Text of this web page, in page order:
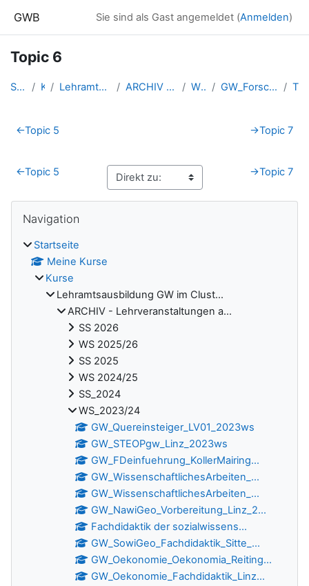
GWB Sie sind als Gast angemeldet (Anmelden)
Topic 6
Startseite Kurse Lehramtsausbildung GW im Clust... ARCHIV - Lehrveranstaltungen a... WS_2023/24 GW_ForschendesLernen_Felgenhau... Topic 6
Abschnittsübersicht
←Topic 5 →Topic 7
←Topic 5 →Topic 7
Navigation
Startseite
Meine Kurse
Kurse
Lehramtsausbildung GW im Clust...
ARCHIV - Lehrveranstaltungen a...
SS 2026
WS 2025/26
SS 2025
WS 2024/25
SS_2024
WS_2023/24
GW_Quereinsteiger_LV01_2023ws
GW_STEOPgw_Linz_2023ws
GW_FDeinfuehrung_KollerMairing...
GW_WissenschaftlichesArbeiten_...
GW_WissenschaftlichesArbeiten_...
GW_NawiGeo_Vorbereitung_Linz_2...
Fachdidaktik der sozialwissens...
GW_SowiGeo_Fachdidaktik_Sitte_...
GW_Oekonomie_Oekonomia_Reiting...
GW_Oekonomie_Fachdidaktik_Linz...